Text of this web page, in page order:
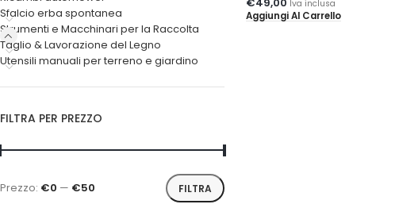
Sfalcio erba spontanea
Strumenti e Macchinari per la Raccolta
Taglio & Lavorazione del Legno
Utensili manuali per terreno e giardino
FILTRA PER PREZZO
FILTRA
Prezzo: €0 — €50
Iva inclusa
Aggiungi Al Carrello